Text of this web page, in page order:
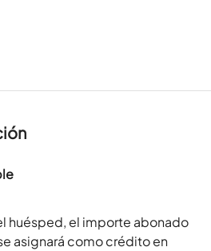
huésped, el importe abonado
asignará como crédito en